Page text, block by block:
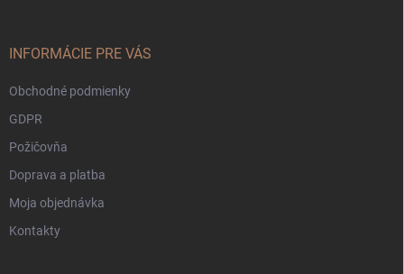
INFORMÁCIE PRE VÁS
Obchodné podmienky
GDPR
Požičovňa
Doprava a platba
Moja objednávka
Kontakty